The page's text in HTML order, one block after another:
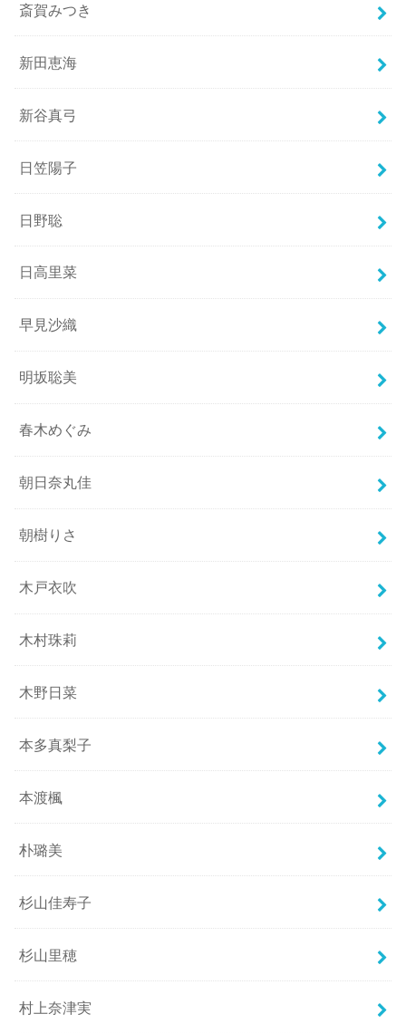
斎賀みつき
新田恵海
新谷真弓
日笠陽子
日野聡
日高里菜
早見沙織
明坂聡美
春木めぐみ
朝日奈丸佳
朝樹りさ
木戸衣吹
木村珠莉
木野日菜
本多真梨子
本渡楓
朴璐美
杉山佳寿子
杉山里穂
村上奈津実